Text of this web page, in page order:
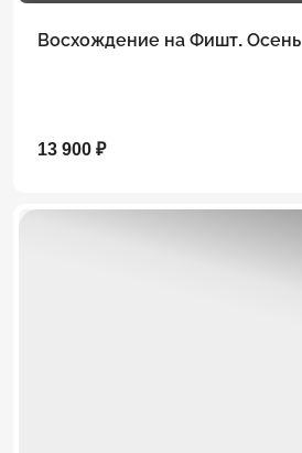
Восхождение на Фишт. Осень
13 900 ₽